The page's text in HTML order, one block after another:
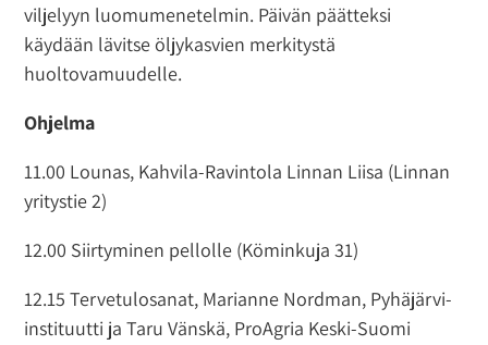
viljelyyn luomumenetelmin. Päivän päätteksi
käydään lävitse öljykasvien merkitystä
huoltovamuudelle.
Ohjelma
11.00 Lounas, Kahvila-Ravintola Linnan Liisa (Linnan
yritystie 2)
12.00 Siirtyminen pellolle (Köminkuja 31)
12.15 Tervetulosanat, Marianne Nordman, Pyhäjärvi-
instituutti ja Taru Vänskä, ProAgria Keski-Suomi